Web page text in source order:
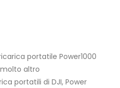
portatile Power1000
altro
portatili di DJI, Power